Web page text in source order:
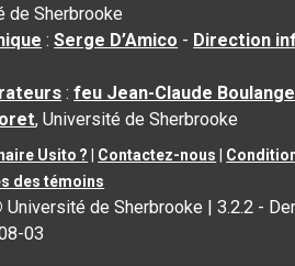
de Sherbrooke
:Serge D’Amico - Direction
:feu Jean-Claude
, Université de Sherbrooke
Usito ? Contactez-nous
des témoins
Université de Sherbrooke |3.2.2 -
03